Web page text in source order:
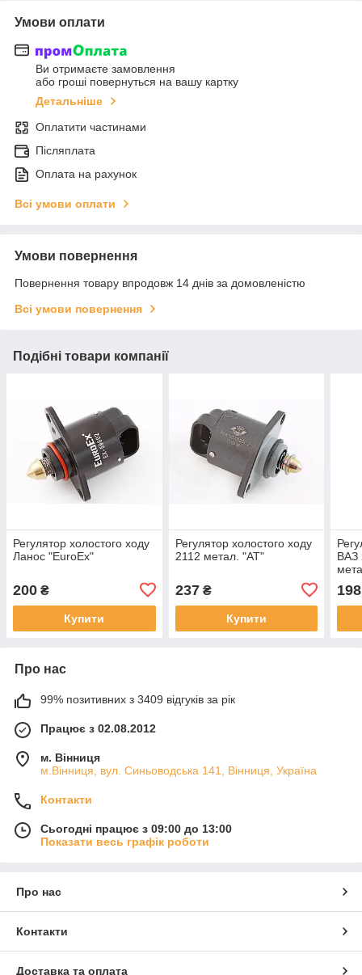
Умови оплати
Ви отримаєте замовлення
або гроші повернуться на вашу картку
Детальніше
Оплатити частинами
Післяплата
Оплата на рахунок
Всі умови оплати
Умови повернення
Повернення товару впродовж 14 днів за домовленістю
Всі умови повернення
Подібні товари компанії
Регулятор холостого ходу
Ланос "EuroEx"
200 ₴
Купити
Регулятор холостого ходу
2112 метал. "AT"
237₴
Купити
ВАЗ
198
Про нас
99% позитивних з 3409 відгуків за рік
Працює з 02.08.2012
м. Вінниця
м.Вінниця, вул. Синьоводська 141, Вінниця, Україна
Контакти
Сьогодні працює з 09:00 до 13:00
Показати весь графік роботи
Про нас
Контакти
Доставка та оплата